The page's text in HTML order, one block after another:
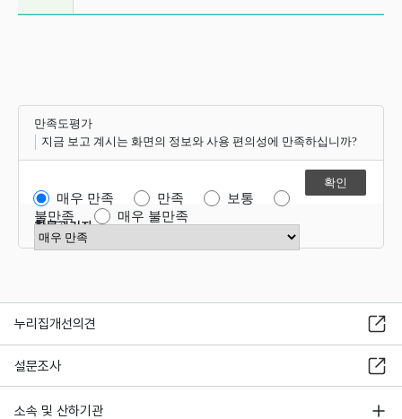
만족도평가
지금 보고 계시는 화면의 정보와 사용 편의성에 만족하십니까?
매우 만족 만족
보통
불만족
매우 불만족
만족도 점수 선택
항목관리자
누리집개선의견
설문조사
소속 및 산하기관